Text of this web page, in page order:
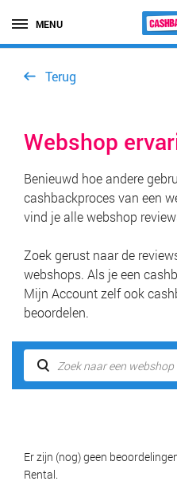
MENU
Terug
Webshop
Benieuwd hoe andere
cashbackproces van een
vind je alle webshop
Zoek gerust naar de
webshops. Als je een
Mijn Account zelf ook
beoordelen.
Er zijn (nog) geen
Rental.